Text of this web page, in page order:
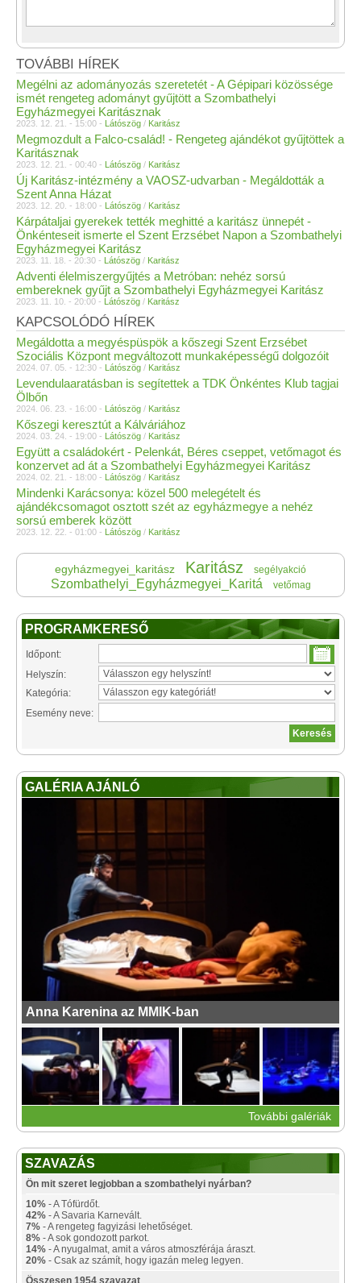
TOVÁBBI HÍREK
Megélni az adományozás szeretetét - A Gépipari közössége
ismét rengeteg adományt gyűjtött a Szombathelyi
Egyházmegyei Karitásznak
2023. 12. 21. - 15:00 - Látószög / Karitász
Megmozdult a Falco-család! - Rengeteg ajándékot gyűjtöttek a
Karitásznak
2023. 12. 21. - 00:40 - Látószög / Karitász
Új Karitász-intézmény a VAOSZ-udvarban - Megáldották a
Szent Anna Házat
2023. 12. 20. - 18:00 - Látószög / Karitász
Kárpátaljai gyerekek tették meghitté a karitász ünnepét -
Önkénteseit ismerte el Szent Erzsébet Napon a Szombathelyi
Egyházmegyei Karitász
2023. 11. 18. - 20:30 - Látószög / Karitász
Adventi élelmiszergyűjtés a Metróban: nehéz sorsú
embereknek gyűjt a Szombathelyi Egyházmegyei Karitász
2023. 11. 10. - 20:00 - Látószög / Karitász
KAPCSOLÓDÓ HÍREK
Megáldotta a megyéspüspök a kőszegi Szent Erzsébet
Szociális Központ megváltozott munkaképességű dolgozóit
2024. 07. 05. - 12:30 - Látószög / Karitász
Levendulaaratásban is segítettek a TDK Önkéntes Klub tagjai
Ölbőn
2024. 06. 23. - 16:00 - Látószög / Karitász
Kőszegi keresztút a Kálváriához
2024. 03. 24. - 19:00 - Látószög / Karitász
Együtt a családokért - Pelenkát, Béres cseppet, vetőmagot és
konzervet ad át a Szombathelyi Egyházmegyei Karitász
2024. 02. 21. - 18:00 - Látószög / Karitász
Mindenki Karácsonya: közel 500 melegételt és
ajándékcsomagot osztott szét az egyházmegye a nehéz
sorsú emberek között
2023. 12. 22. - 01:00 - Látószög / Karitász
egyházmegyei_karitász Karitász segélyakció
Szombathelyi_Egyházmegyei_Karitá vetőmag
PROGRAMKERESŐ
Időpont:
Helyszín:
Kategória:
Esemény neve:
GALÉRIA AJÁNLÓ
Anna Karenina az MMIK-ban
További galériák
SZAVAZÁS
Ön mit szeret legjobban a szombathelyi nyárban?
10% - A Tófürdőt.
42% - A Savaria Karnevált.
7% - A rengeteg fagyizási lehetőséget.
8% - A sok gondozott parkot.
14% - A nyugalmat, amit a város atmoszférája áraszt.
20% - Csak az számít, hogy igazán meleg legyen.
Összesen 1954 szavazat